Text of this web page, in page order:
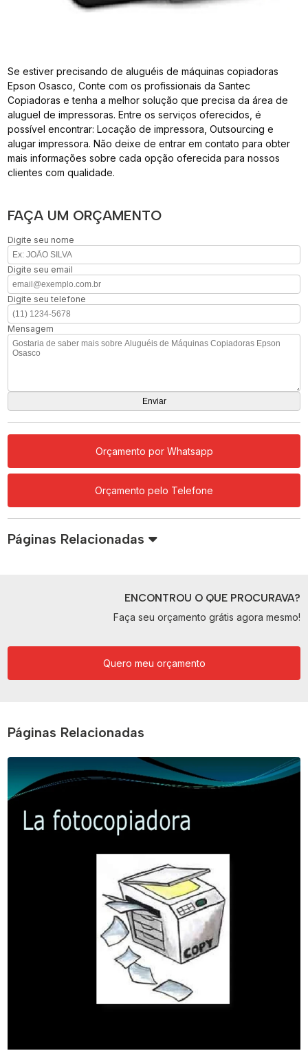
Se estiver precisando de aluguéis de máquinas copiadoras
Epson Osasco, Conte com os profissionais da Santec
Copiadoras e tenha a melhor solução que precisa da área de
aluguel de impressoras. Entre os serviços oferecidos, é
possível encontrar: Locação de impressora, Outsourcing e
alugar impressora. Não deixe de entrar em contato para obter
mais informações sobre cada opção oferecida para nossos
clientes com qualidade.
FAÇA UM ORÇAMENTO
Digite seu nome
Digite seu email
Digite seu telefone
Mensagem
Orçamento por Whatsapp
Orçamento pelo Telefone
Páginas Relacionadas
ENCONTROU O QUE PROCURAVA?
Faça seu orçamento grátis agora mesmo!
Quero meu orçamento
Páginas Relacionadas